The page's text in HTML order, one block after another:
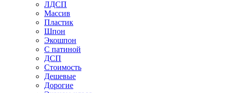
ЛДСП
Массив
Пластик
Шпон
Экошпон
С патиной
ДСП
Стоимость
Дешевые
Дорогие